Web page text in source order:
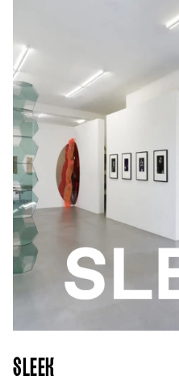
SLEEK